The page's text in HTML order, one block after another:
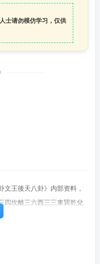
士请勿模仿学习，仅供
文王後天八卦》内部资料，
四坎離三六西三三東巽乾兌